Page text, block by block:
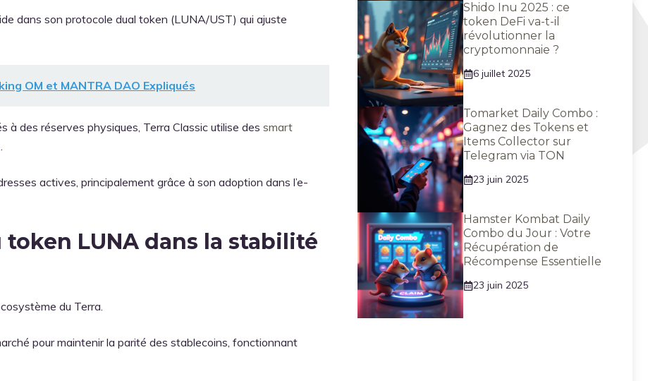
dans son protocole dual token (LUNA/UST) qui ajuste
OM et MANTRA DAO Expliqués
des réserves physiques, Terra Classic utilise des smart
actives, principalement grâce à son adoption dans l’e-
LUNA dans la stabilité
du Terra.
pour maintenir la parité des stablecoins, fonctionnant
Shido Inu 2025 : ce
token DeFi va-t-il
révolutionner la
cryptomonnaie ?
6 juillet 2025
Tomarket Daily Combo :
Gagnez des Tokens et
Items Collector sur
Telegram via TON
23 juin 2025
Hamster Kombat Daily
Combo du Jour : Votre
Récupération de
Récompense Essentielle
23 juin 2025